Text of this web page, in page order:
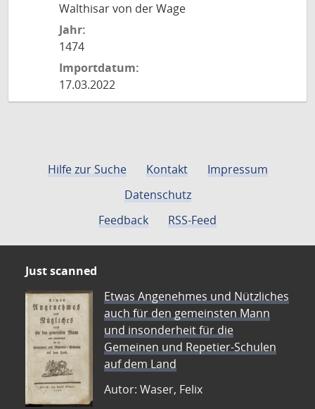
Walthisar von der Wage
Jahr:
1474
Importdatum:
17.03.2022
Hilfe zur Suche Kontakt
Impressum
Datenschutz
Feedback
RSS-Feed
Just scanned
Etwas Angenehmes und Nützliches
auch für den gemeinsten Mann
und insonderheit für die
Gemeinen und Repetier-Schulen
auf dem Land
Autor: Waser, Felix